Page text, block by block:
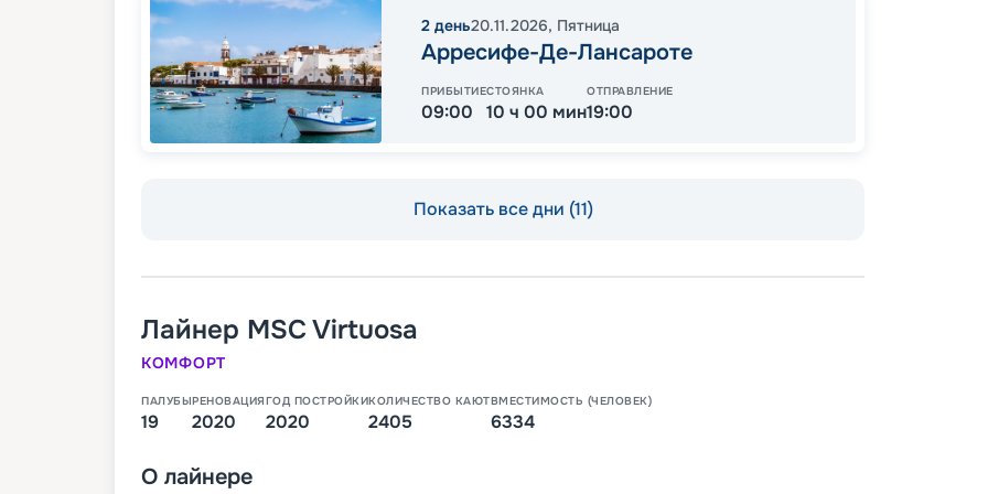
2 день20.11.2026, Пятница
Арресифе-Де-Лансароте
ПРИБЫТИЕ
09:00
СТОЯНКА
10 ч 00 мин
ОТПРАВЛЕНИЕ
19:00
Показать все дни (11)
Лайнер MSC Virtuosa
КОМФОРТ
ПАЛУБЫ
19
РЕНОВАЦИЯ
2020
ГОД ПОСТРОЙКИ
2020
КОЛИЧЕСТВО КАЮТ
2405
ВМЕСТИМОСТЬ (ЧЕЛОВЕК)
6334
О лайнере